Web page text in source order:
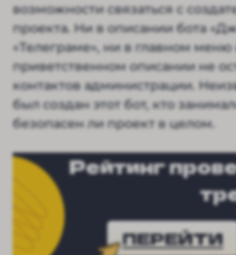
возможности связаться с
проекта. Ни в описании бота
«Телеграме», ни в главном меню
приветственном описании не
контактов администрации.
был создан этот бот, кто
безопасен ли проект в целом.
Рейтинг
ПЕРЕЙТИ